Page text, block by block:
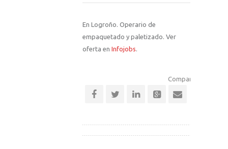
En Logroño. Operario de
empaquetado y paletizado. Ver
oferta en Infojobs.
Comparte esta